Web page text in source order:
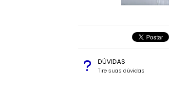
DÚVIDAS
Tire suas dúvidas